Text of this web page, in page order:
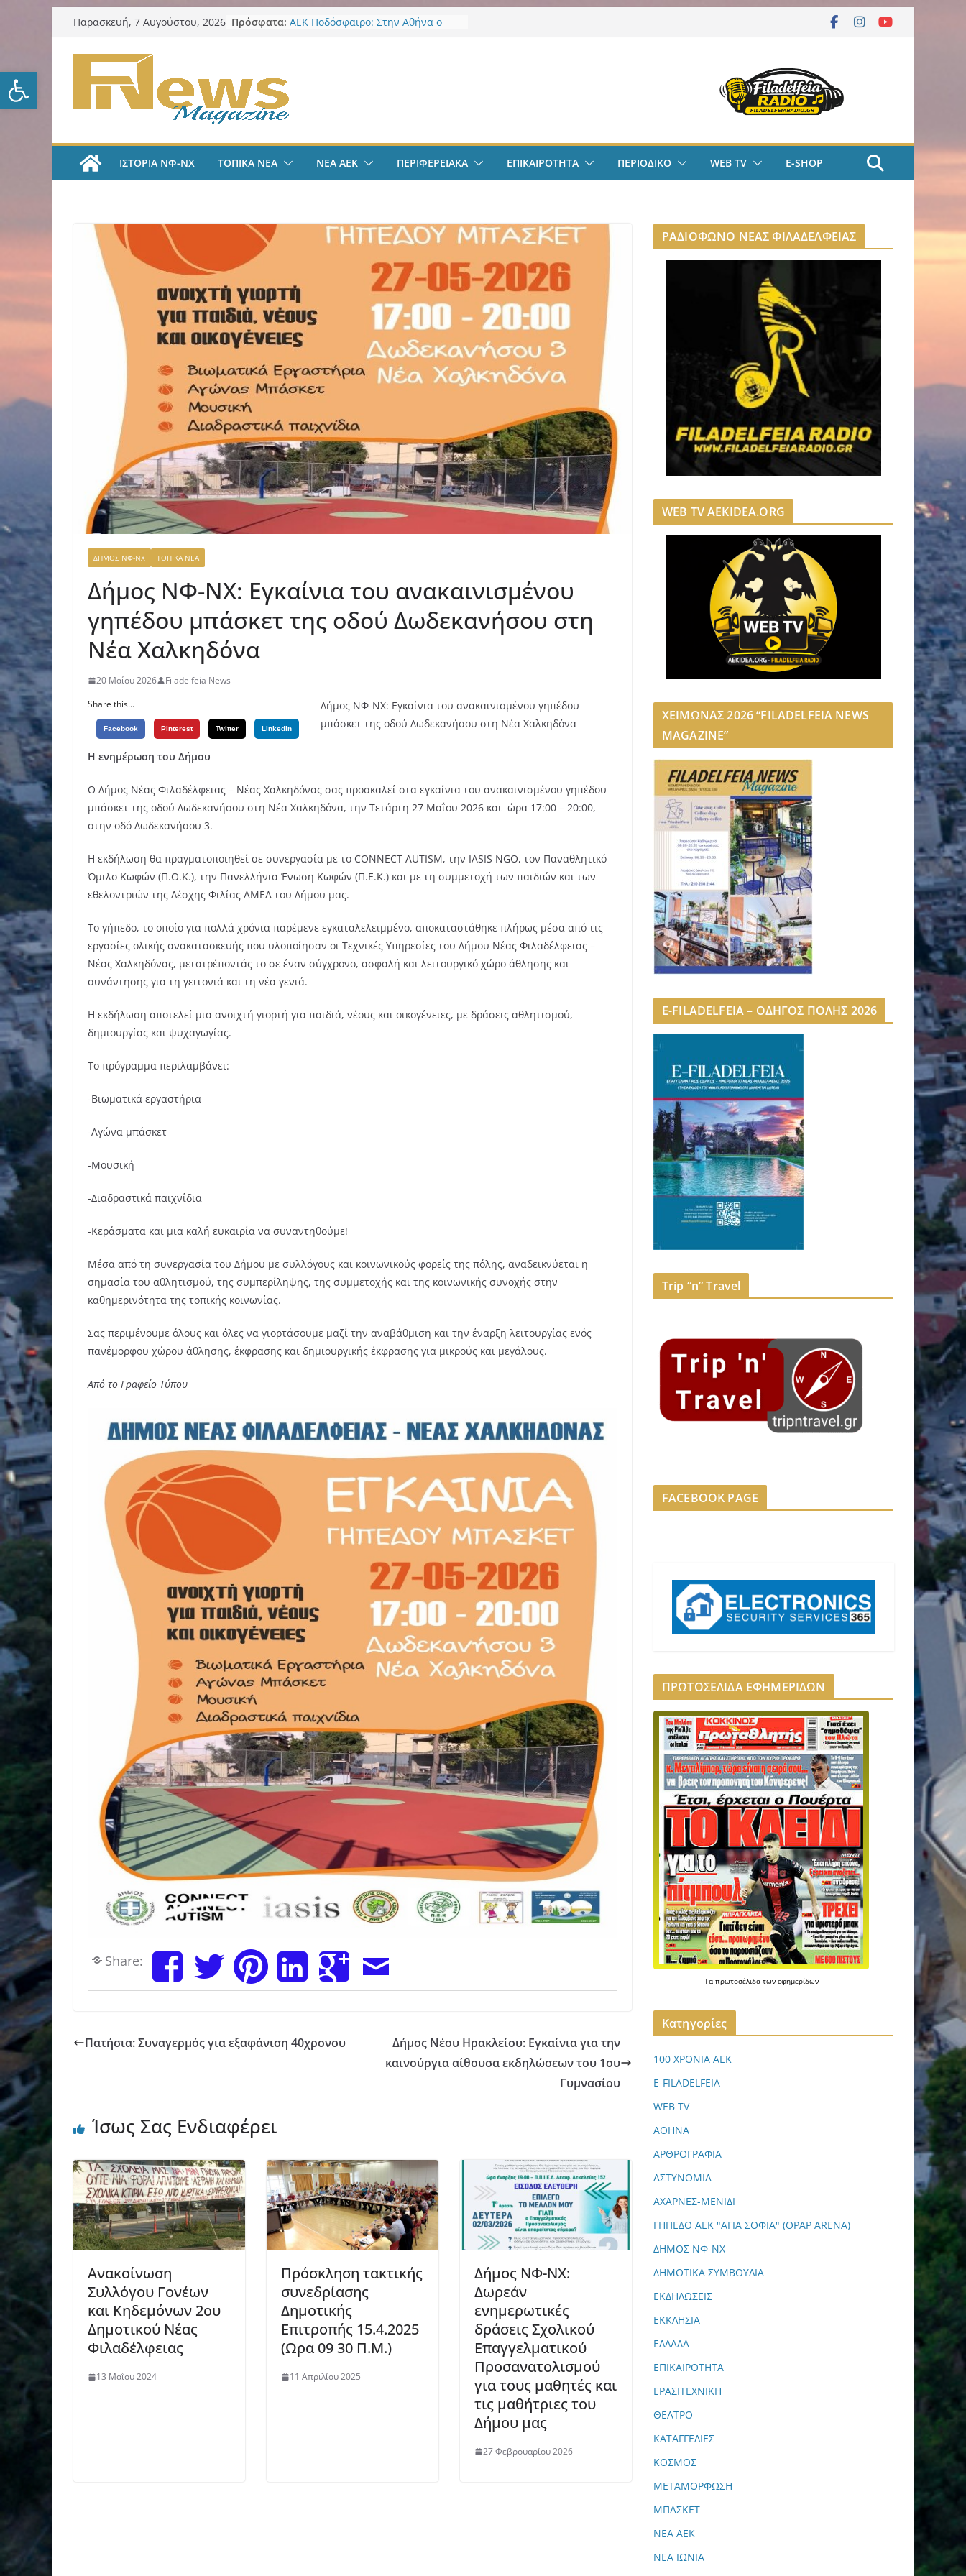
Ανοίξτε τη γραμμή εργαλείων
Μετάβαση
περιεχόμενο
Παρασκευή, 7 Αυγούστου, 2026 Πρόσφατα: ΑΕΚ Ποδόσφαιρο: Στην Αθήνα ο
ψηφιακά εργαλεία στην Ευρώπη
για τη διαφάνεια και τη
με Άννα Γκόμες Ρεσέντε
ΑΕΚ Χάντμπολ Γυναικών:
18χρονη Κύπρια εξτρέμ
ΙΣΤΟΡΙΑ ΝΦ-ΝΧ ΤΟΠΙΚΑ ΝΕΑ ΝΕΑ ΑΕΚ ΠΕΡΙΦΕΡΕΙΑΚΑ ΕΠΙΚΑΙΡΟΤΗΤΑ ΠΕΡΙΟΔΙΚΟ WEB TV E-SHOP
ΔΗΜΟΣ ΝΦ-ΝΧ ΤΟΠΙΚΑ ΝΕΑ
Δήμος ΝΦ-ΝΧ: Εγκαίνια του ανακαινισμένου
γηπέδου μπάσκετ της οδού Δωδεκανήσου στη
Νέα Χαλκηδόνα
20 Μαΐου 2026
Filadelfeia News
Share this...
Facebook Pinterest Twitter Linkedin
Δήμος ΝΦ-ΝΧ: Εγκαίνια του ανακαινισμένου γηπέδου
μπάσκετ της οδού Δωδεκανήσου στη Νέα Χαλκηδόνα
Η ενημέρωση του Δήμου
Ο Δήμος Νέας Φιλαδέλφειας – Νέας Χαλκηδόνας σας προσκαλεί στα εγκαίνια του ανακαινισμένου γηπέδου
μπάσκετ της οδού Δωδεκανήσου στη Νέα Χαλκηδόνα, την Τετάρτη 27 Μαΐου 2026 και ώρα 17:00 – 20:00,
στην οδό Δωδεκανήσου 3.
Η εκδήλωση θα πραγματοποιηθεί σε συνεργασία με το CONNECT AUTISM, την IASIS NGO, τον Παναθλητικό
Όμιλο Κωφών (Π.Ο.Κ.), την Πανελλήνια Ένωση Κωφών (Π.Ε.Κ.) και με τη συμμετοχή των παιδιών και των
εθελοντριών της Λέσχης Φιλίας ΑΜΕΑ του Δήμου μας.
Το γήπεδο, το οποίο για πολλά χρόνια παρέμενε εγκαταλελειμμένο, αποκαταστάθηκε πλήρως μέσα από τις
εργασίες ολικής ανακατασκευής που υλοποίησαν οι Τεχνικές Υπηρεσίες του Δήμου Νέας Φιλαδέλφειας –
Νέας Χαλκηδόνας, μετατρέποντάς το σε έναν σύγχρονο, ασφαλή και λειτουργικό χώρο άθλησης και
συνάντησης για τη γειτονιά και τη νέα γενιά.
Η εκδήλωση αποτελεί μια ανοιχτή γιορτή για παιδιά, νέους και οικογένειες, με δράσεις αθλητισμού,
δημιουργίας και ψυχαγωγίας.
Το πρόγραμμα περιλαμβάνει:
-Βιωματικά εργαστήρια
-Αγώνα μπάσκετ
-Μουσική
-Διαδραστικά παιχνίδια
-Κεράσματα και μια καλή ευκαιρία να συναντηθούμε!
Μέσα από τη συνεργασία του Δήμου με συλλόγους και κοινωνικούς φορείς της πόλης, αναδεικνύεται η
σημασία του αθλητισμού, της συμπερίληψης, της συμμετοχής και της κοινωνικής συνοχής στην
καθημερινότητα της τοπικής κοινωνίας.
Σας περιμένουμε όλους και όλες να γιορτάσουμε μαζί την αναβάθμιση και την έναρξη λειτουργίας ενός
πανέμορφου χώρου άθλησης, έκφρασης και δημιουργικής έκφρασης για μικρούς και μεγάλους.
Από το Γραφείο Τύπου
Share:
Πατήσια: Συναγερμός για εξαφάνιση 40χρονου
Δήμος Νέου Ηρακλείου: Εγκαίνια για την
καινούργια αίθουσα εκδηλώσεων του 1ου
Γυμνασίου
Ίσως Σας Ενδιαφέρει
Ανακοίνωση
Συλλόγου Γονέων
και Κηδεμόνων 2ου
Δημοτικού Νέας
Φιλαδέλφειας
13 Μαΐου 2024
Πρόσκληση τακτικής
συνεδρίασης
Δημοτικής
Επιτροπής 15.4.2025
(Ωρα 09 30 Π.M.)
11 Απριλίου 2025
Δήμος ΝΦ-ΝΧ:
Δωρεάν
ενημερωτικές
δράσεις Σχολικού
Επαγγελματικού
Προσανατολισμού
για τους μαθητές και
τις μαθήτριες του
Δήμου μας
27 Φεβρουαρίου 2026
ΡΑΔΙΟΦΩΝΟ ΝΕΑΣ ΦΙΛΑΔΕΛΦΕΙΑΣ
WEB TV AEKIDEA.ORG
ΧΕΙΜΩΝΑΣ 2026 “FILADELFEIA NEWS
MAGAZINE”
E-FILADELFEIA – ΟΔΗΓΟΣ ΠΟΛΗΣ 2026
Trip “n” Travel
FACEBOOK PAGE
ΠΡΩΤΟΣΕΛΙΔΑ ΕΦΗΜΕΡΙΔΩΝ
Τα πρωτοσέλιδα των εφημερίδων
Kατηγορίες
100 ΧΡΟΝΙΑ ΑΕΚ
E-FILADELFEIA
WEB TV
ΑΘΗΝΑ
ΑΡΘΡΟΓΡΑΦΙΑ
ΑΣΤΥΝΟΜΙΑ
ΑΧΑΡΝΕΣ-ΜΕΝΙΔΙ
ΓΗΠΕΔΟ ΑΕΚ "ΑΓΙΑ ΣΟΦΙΑ" (OPAP ARENA)
ΔΗΜΟΣ ΝΦ-ΝΧ
ΔΗΜΟΤΙΚΑ ΣΥΜΒΟΥΛΙΑ
ΕΚΔΗΛΩΣΕΙΣ
ΕΚΚΛΗΣΙΑ
ΕΛΛΑΔΑ
ΕΠΙΚΑΙΡΟΤΗΤΑ
ΕΡΑΣΙΤΕΧΝΙΚΗ
ΘΕΑΤΡΟ
ΚΑΤΑΓΓΕΛΙΕΣ
ΚΟΣΜΟΣ
ΜΕΤΑΜΟΡΦΩΣΗ
ΜΠΑΣΚΕΤ
ΝΕΑ ΑΕΚ
ΝΕΑ ΙΩΝΙΑ